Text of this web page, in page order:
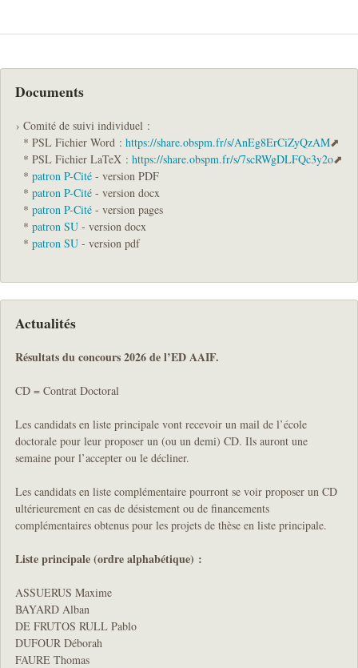
Documents
Comité de suivi individuel :
* PSL Fichier Word : https://share.obspm.fr/s/AnEg8ErCiZyQzAM
* PSL Fichier LaTeX : https://share.obspm.fr/s/7scRWgDLFQc3y2o
* patron P-Cité- version PDF
* patron P-Cité- version docx
* patron P-Cité- version pages
* patron SU- version docx
* patron SU- version pdf
Actualités
Résultats du concours 2026 de l’ED AAIF.
CD = Contrat Doctoral
Les candidats en liste principale vont recevoir un mail de l’école
doctorale pour leur proposer un (ou un demi) CD. Ils auront une
semaine pour l’accepter ou le décliner.
Les candidats en liste complémentaire pourront se voir proposer un CD
ultérieurement en cas de désistement ou de financements
complémentaires obtenus pour les projets de thèse en liste principale.
Liste principale (ordre alphabétique) :
ASSUERUS Maxime
BAYARD Alban
DE FRUTOS RULL Pablo
DUFOUR Déborah
FAURE Thomas